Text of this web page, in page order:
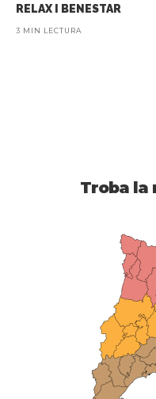
RELAX I BENESTAR
3 MIN LECTURA
Troba la